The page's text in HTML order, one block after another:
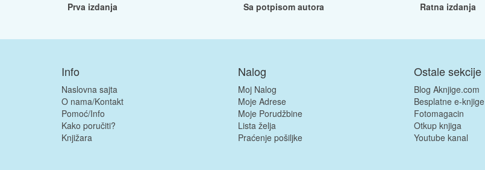
Prva izdanja Sa potpisom autora Ratna izdanja
Info
Naslovna sajta
O nama/Kontakt
Pomoć/Info
Kako poručiti?
Knjižara
Nalog
Moj Nalog
Moje Adrese
Moje Porudžbine
Lista želja
Praćenje pošiljke
Ostale sekcije
Blog Aknjige.com
Besplatne e-knjige
Fotomagacin
Otkup knjiga
Youtube kanal